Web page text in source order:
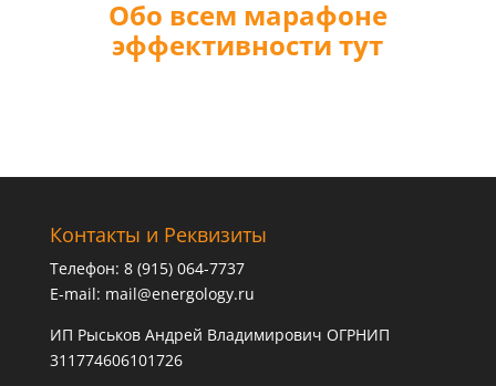
Обо всем марафоне
эффективности тут
Контакты и Реквизиты
Телефон: 8 (915) 064-7737
E-mail: mail@energology.ru
ИП Рыськов Андрей Владимирович ОГРНИП
311774606101726